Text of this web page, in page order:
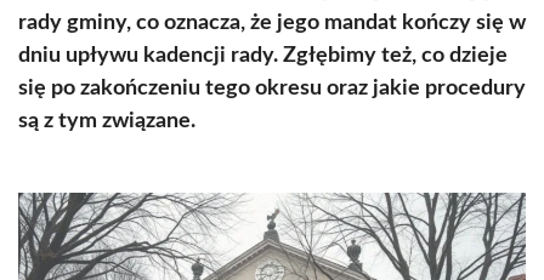
rady gminy, co oznacza, że jego mandat kończy się w
dniu upływu kadencji rady. Zgłębimy też, co dzieje
się po zakończeniu tego okresu oraz jakie procedury
są z tym związane.